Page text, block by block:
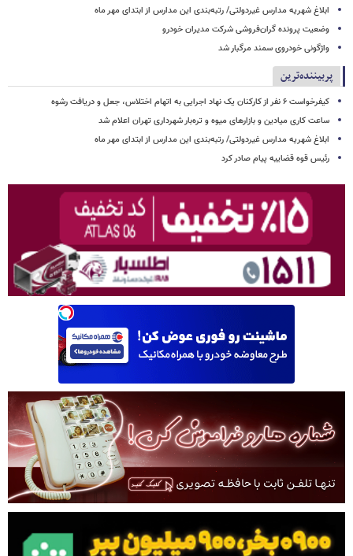
ابلاغ شهریه مدارس غیردولتی/ رتبه‌بندی این مدارس از ابتدای مهر ماه
وضعیت پرونده گران‌فروشی شرکت مدیران خودرو
واژگونی خودروی سمند مرگبار شد
پربیننده‌ترین
کیفرخواست ۶ نفر از کارکنان یک نهاد اجرایی به اتهام اختلاس، جعل و دریافت رشوه
ساعت کاری میادین و بازارهای میوه و تره‌بار شهرداری تهران اعلام شد
ابلاغ شهریه مدارس غیردولتی/ رتبه‌بندی این مدارس از ابتدای مهر ماه
رئیس قوه قضاییه پیام صادر کرد